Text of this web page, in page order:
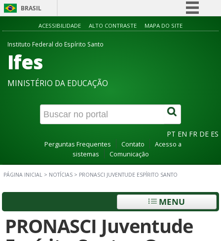
BRASIL
Simplifique!
Canais
ACESSIBILIDADE ALTO CONTRASTE MAPA DO SITE
Instituto Federal do Espírito Santo
Ifes
MINISTÉRIO DA EDUCAÇÃO
PT EN FR DE ES
Perguntas Frequentes Contato
Acesso a
sistemas
Comunicação
PÁGINA INICIAL > NOTÍCIAS > PRONASCI JUVENTUDE ESPÍRITO SANTO
MENU
PRONASCI Juventude